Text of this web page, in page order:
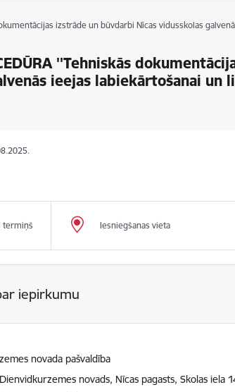
izstrāde un būvdarbi Nīcas vidusskolas
''Tehniskās
ieejas labiekārtošanai un
termiņš Iesniegšanas vieta
iepirkumu
novada pašvaldība
Dienvidkurzemes novads, Nīcas pagasts, Skolas iela